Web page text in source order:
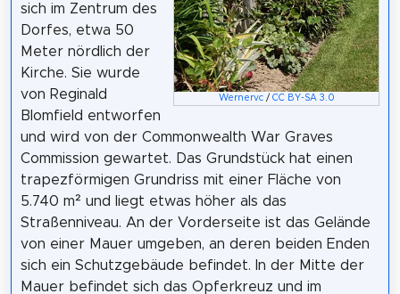
Wernervc/ CC BY-SA 3.0
sich im Zentrum des
Dorfes, etwa 50
Meter nördlich der
Kirche. Sie wurde
von Reginald
Blomfield entworfen
und wird von der Commonwealth War Graves
Commission gewartet. Das Grundstück hat einen
trapezförmigen Grundriss mit einer Fläche von
5.740 m² und liegt etwas höher als das
Straßenniveau. An der Vorderseite ist das Gelände
von einer Mauer umgeben, an deren beiden Enden
sich ein Schutzgebäude befindet. In der Mitte der
Mauer befindet sich das Opferkreuz und im